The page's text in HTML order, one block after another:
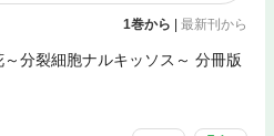
1巻から | 最新刊から
分裂細胞ナルキッソス～ 分冊版